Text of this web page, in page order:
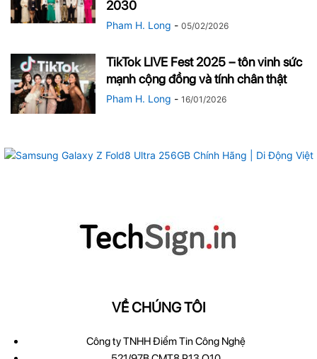
2030
Pham H. Long - 05/02/2026
TikTok LIVE Fest 2025 – tôn vinh sức
mạnh cộng đồng và tính chân thật
Pham H. Long - 16/01/2026
VỀ CHÚNG TÔI
Công ty TNHH Điểm Tin Công Nghệ